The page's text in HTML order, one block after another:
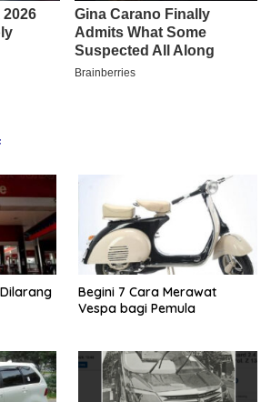
Begini 7 Cara Merawat
Vespa bagi Pemula